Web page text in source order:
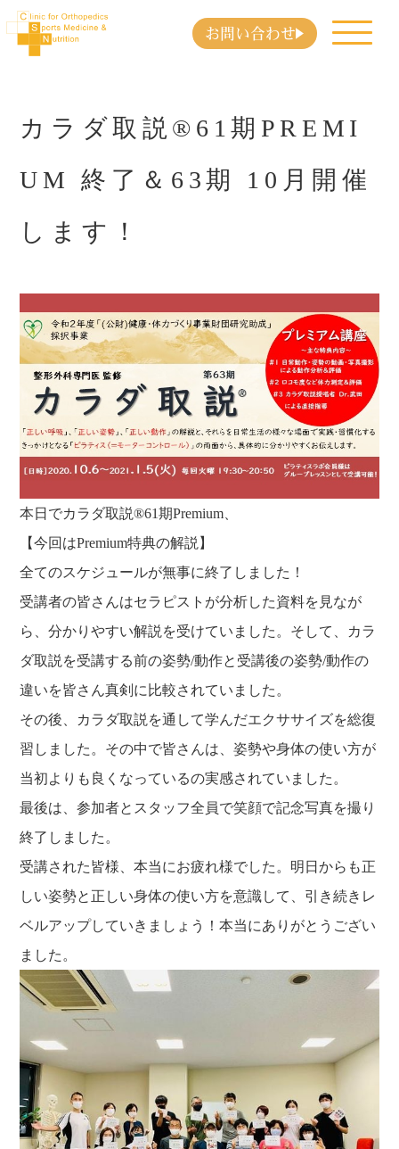
お問い合わせ
カラダ取説®61期PREMI
UM 終了＆63期 10月開催
します！
本日でカラダ取説®61期Premium、
【今回はPremium特典の解説】
全てのスケジュールが無事に終了しました！
受講者の皆さんはセラピストが分析した資料を見なが
ら、分かりやすい解説を受けていました。そして、カラ
ダ取説を受講する前の姿勢/動作と受講後の姿勢/動作の
違いを皆さん真剣に比較されていました。
その後、カラダ取説を通して学んだエクササイズを総復
習しました。その中で皆さんは、姿勢や身体の使い方が
当初よりも良くなっているの実感されていました。
最後は、参加者とスタッフ全員で笑顔で記念写真を撮り
終了しました。
受講された皆様、本当にお疲れ様でした。明日からも正
しい姿勢と正しい身体の使い方を意識して、引き続きレ
ベルアップしていきましょう！本当にありがとうござい
ました。